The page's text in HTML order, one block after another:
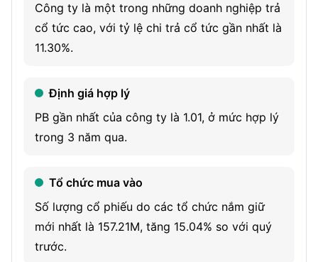
counties, and Klondike assets in Dawson and northern
Martin counties. Its South Texas assets are comprised of
over 155,000 net acres located in Dimmit and Webb
Texas covers a portion of the western Eagle Ford shale
and Austin Chalk formations. Its Uinta Basin assets
comprise over 63,300 net acres located in northeastern
Công ty là một trong những doanh nghiệp trả
cổ tức cao, với tỷ lệ chi trả cổ tức gần nhất là
11.30%.
Định giá hợp lý
PB gần nhất của công ty là 1.01, ở mức hợp lý
trong 3 năm qua.
Tổ chức mua vào
Số lượng cổ phiếu do các tổ chức nắm giữ
mới nhất là 157.21M, tăng 15.04% so với quý
trước.